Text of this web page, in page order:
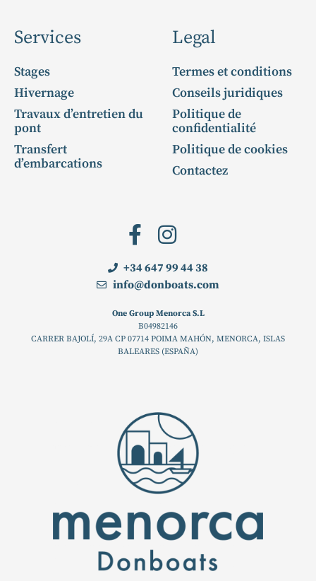
Services
Stages
Hivernage
Travaux d’entretien du
pont
Transfert
d’embarcations
Legal
Termes et conditions
Conseils juridiques
Politique de
confidentialité
Politique de cookies
Contactez
+34 647 99 44 38
info@donboats.com
One Group Menorca S.L
B04982146
CARRER BAJOLÍ, 29A CP 07714 POIMA MAHÓN, MENORCA, ISLAS
BALEARES (ESPAÑA)